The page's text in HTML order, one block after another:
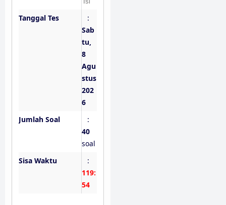
Tanggal Tes
:
Sab
tu,
8
Agu
stus
202
6
Jumlah Soal
:
40
soal
Sisa Waktu
:
119:
53